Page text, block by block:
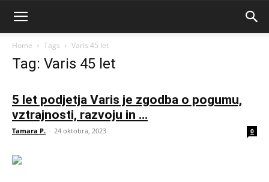
Home Tags Varis 45 let
Tag: Varis 45 let
5 let podjetja Varis je zgodba o pogumu,
vztrajnosti, razvoju in ...
Tamara P. - 24 oktobra, 2023 0